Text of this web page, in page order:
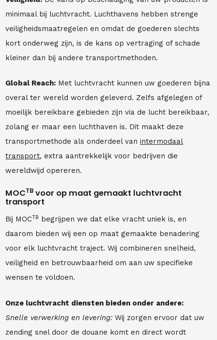
minimaal bij luchtvracht. Luchthavens hebben strenge
veiligheidsmaatregelen en omdat de goederen slechts
kort onderweg zijn, is de kans op vertraging of schade
kleiner dan bij andere transportmethoden.
Global Reach: Met luchtvracht kunnen uw goederen bijna
overal ter wereld worden geleverd. Zelfs afgelegen of
moeilijk bereikbare gebieden zijn via de lucht bereikbaar,
zolang er maar een luchthaven is. Dit maakt deze
transportmethode als onderdeel vanintermodaal
transport, extra aantrekkelijk voor bedrijven die
wereldwijd opereren.
MOCTB voor op maat gemaakt luchtvracht
transport
Bij MOCTB begrijpen we dat elke vracht uniek is, en
daarom bieden wij een op maat gemaakte benadering
voor elk luchtvracht traject. Wij combineren snelheid,
veiligheid en betrouwbaarheid om aan uw specifieke
wensen te voldoen.
Onze luchtvracht diensten bieden onder andere:
Snelle verwerking en levering: Wij zorgen ervoor dat uw
zending snel door de douane komt en direct wordt